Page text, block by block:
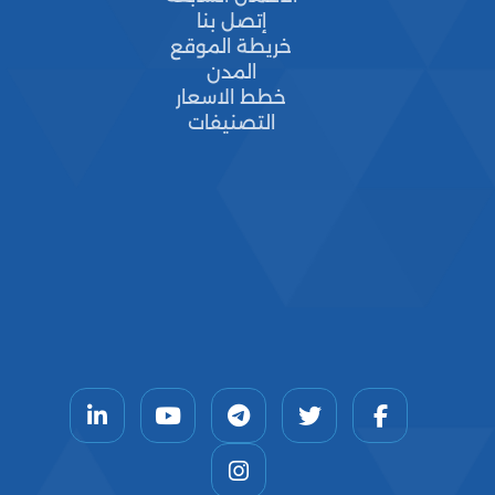
إتصل بنا
خريطة الموقع
المدن
خطط الاسعار
التصنيفات